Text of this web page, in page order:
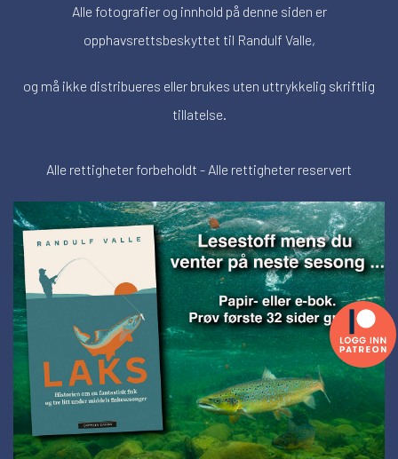
Alle fotografier og innhold på denne siden er
opphavsrettsbeskyttet til Randulf Valle,
og må ikke distribueres eller brukes uten uttrykkelig skriftlig
tillatelse.
Alle rettigheter forbeholdt - Alle rettigheter reservert